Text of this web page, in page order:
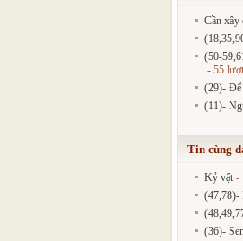
Cần xây
(50-
- 55
(29)- Để
(11)-
Tin cùng
Kỷ vật -
(47,78)-
(36)-